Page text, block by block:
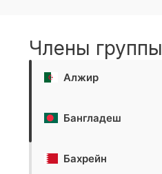
Члены группы
Алжир
Бангладеш
Бахрейн